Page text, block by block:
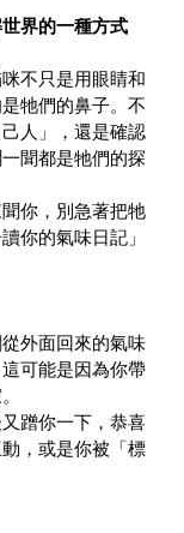
界的一種方式
不只是用眼睛和
牠們的鼻子。不
人」，還是確認
聞都是牠們的探
你，別急著把牠
你的氣味日記」
外面回來的氣味
可能是因為你帶
蹭你一下，恭喜
，或是你被「標